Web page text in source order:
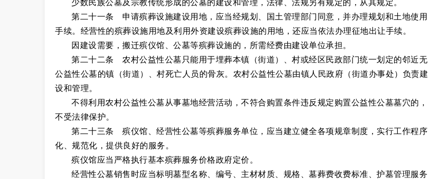
少数民族公墓及宗教传统形成的公墓的建设和管理，法律、法规另有规定的，从其规定。
第二十一条 申请殡葬设施建设用地，应当经规划、国土管理部门同意，并办理规划和土地使用
手续。经营性的殡葬设施用地及利用外资建设殡葬设施的用地，还应当依法办理征地出让手续。
因建设需要，搬迁殡仪馆、公墓等殡葬设施的，所需经费由建设单位承担。
第二十二条 农村公益性公墓只能用于埋葬本镇（街道）、村或经区民政部门统一划定的邻近无
公益性公墓的镇（街道）、村死亡人员的骨灰。农村公益性公墓由镇人民政府（街道办事处）负责建
设和管理。
不得利用农村公益性公墓从事墓地经营活动，不符合购置条件违反规定购置公益性公墓墓穴的，
不受法律保护。
第二十三条 殡仪馆、经营性公墓等殡葬服务单位，应当建立健全各项规章制度，实行工作程序
化、规范化，提供良好的服务。
殡仪馆应当严格执行基本殡葬服务价格政府定价。
经营性公墓销售时应当标明墓型名称、编号、主材材质、规格、墓葬费收费标准、护墓管理服务